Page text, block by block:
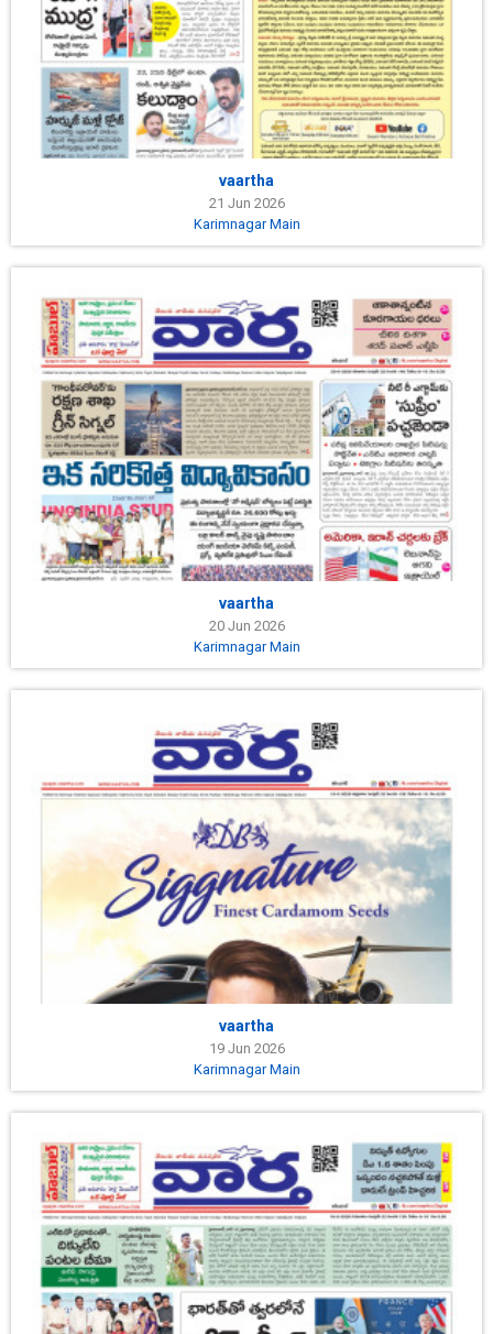
vaartha
21 Jun 2026
Karimnagar Main
vaartha
20 Jun 2026
Karimnagar Main
vaartha
19 Jun 2026
Karimnagar Main